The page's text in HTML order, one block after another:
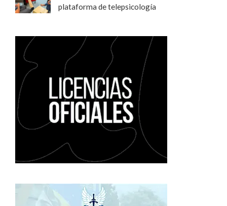
plataforma de telepsicología